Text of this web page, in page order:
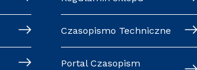
Czasopismo Techniczne
Portal Czasopism